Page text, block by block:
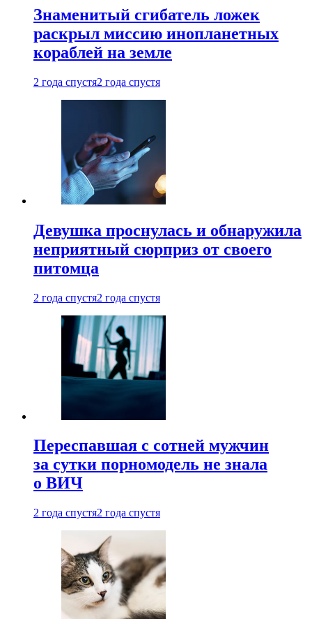
Знаменитый сгибатель ложек
раскрыл миссию инопланетных
кораблей на земле
2 года спустя2 года спустя
Девушка проснулась и обнаружила
неприятный сюрприз от своего
питомца
2 года спустя2 года спустя
Переспавшая с сотней мужчин
за сутки порномодель не знала
о ВИЧ
2 года спустя2 года спустя